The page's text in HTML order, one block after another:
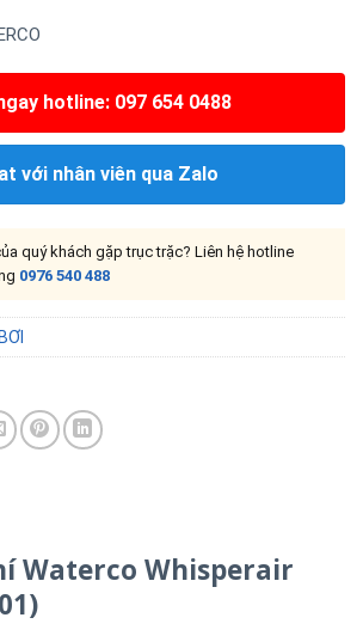
hotline: 097 654 0488
với nhân viên qua Zalo
quý khách gặp trục trặc? Liên hệ hotline
0976 540 488
Waterco Whisperair